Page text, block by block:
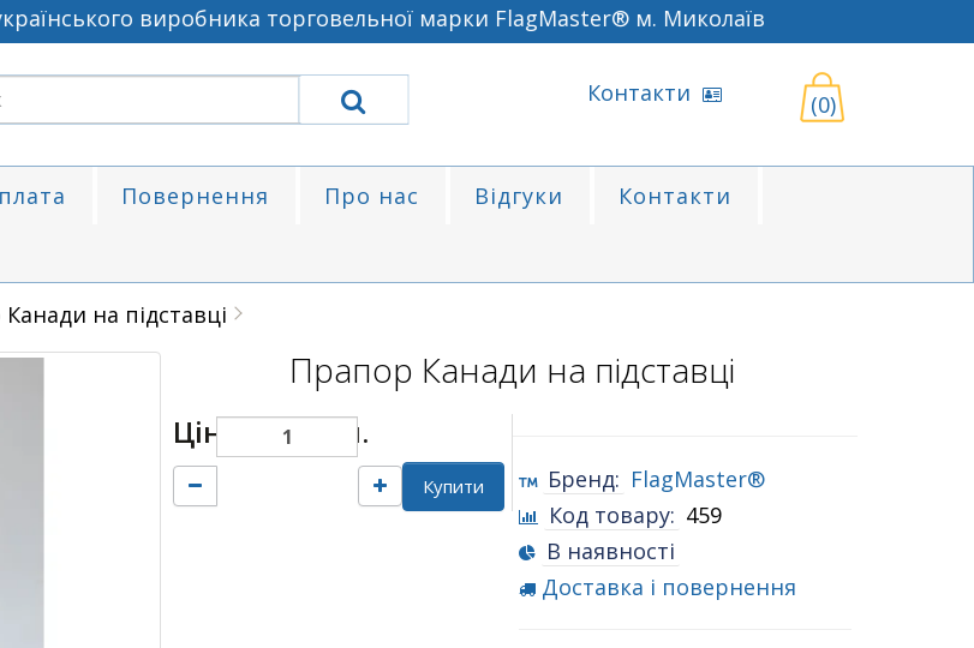
виробника торговельної марки FlagMaster® м. Миколаїв
Контакти (0)
Повернення Про нас Відгуки
Контакти
на підставці
Прапор Канади на підставці
Ціна:100 грн.
Купити Бренд: FlagMaster®
Код товару: 459
В наявності
Доставка і повернення